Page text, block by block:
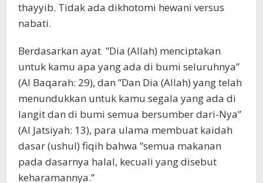
thayyib. Tidak ada dikhotomi hewani versus
nabati.
Berdasarkan ayat ”Dia (Allah) menciptakan
untuk kamu apa yang ada di bumi seluruhnya”
(Al Baqarah: 29), dan ”Dan Dia (Allah) yang telah
menundukkan untuk kamu segala yang ada di
langit dan di bumi semua bersumber dari-Nya”
(Al Jatsiyah: 13), para ulama membuat kaidah
dasar (ushul) fiqih bahwa ”semua makanan
pada dasarnya halal, kecuali yang disebut
keharamannya.”